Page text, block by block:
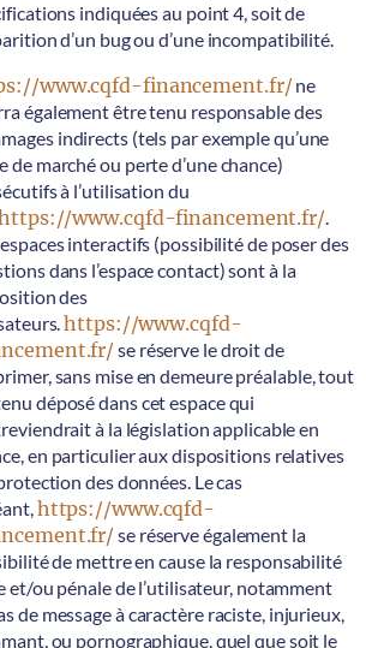
indiquées au point 4, soit de
d’un bug ou d’une incompatibilité.
www.cqfd-financement.fr/ne
également être tenu responsable des
indirects (tels par exemple qu’une
de marché ou perte d’une chance)
à l’utilisation du
www.cqfd-financement.fr/.
interactifs (possibilité de poser des
dans l’espace contact) sont à la
des
https://www.cqfd-
se réserve le droit de
sans mise en demeure préalable, tout
déposé dans cet espace qui
à la législation applicable en
en particulier aux dispositions relatives
des données. Le cas
https://www.cqfd-
se réserve également la
de mettre en cause la responsabilité
et/ou pénale de l’utilisateur, notamment
de message à caractère raciste, injurieux,
ou pornographique, quel que soit le